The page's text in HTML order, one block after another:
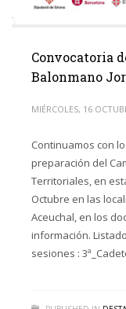
Convocatoria
Balonmano
MIÉRCOLES, 16
Continuamos con
preparación del
Territoriales, en
Octubre en las
Aceuchal, en los
información.
sesiones :